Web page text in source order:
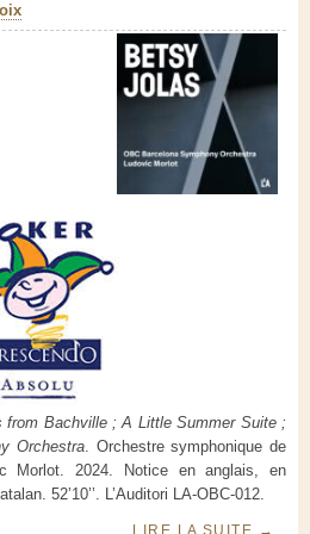
from Bachville ; A Little Summer Suite ;
Orchestra. Orchestre symphonique de
Morlot. 2024. Notice en anglais, en
52’10’’. L’Auditori LA-OBC-012.